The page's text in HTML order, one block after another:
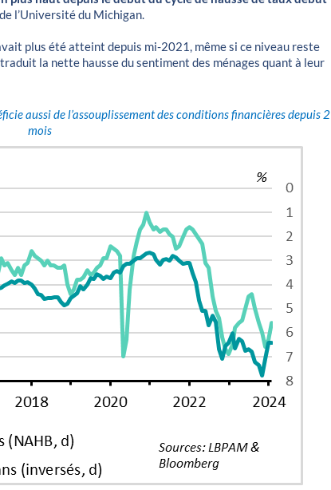
l’Université du Michigan.
plus été atteint depuis mi-2021, même si ce niveau reste
la nette hausse du sentiment des ménages quant à leur
aussi de l’assouplissement des conditions financières depuis 2
mois